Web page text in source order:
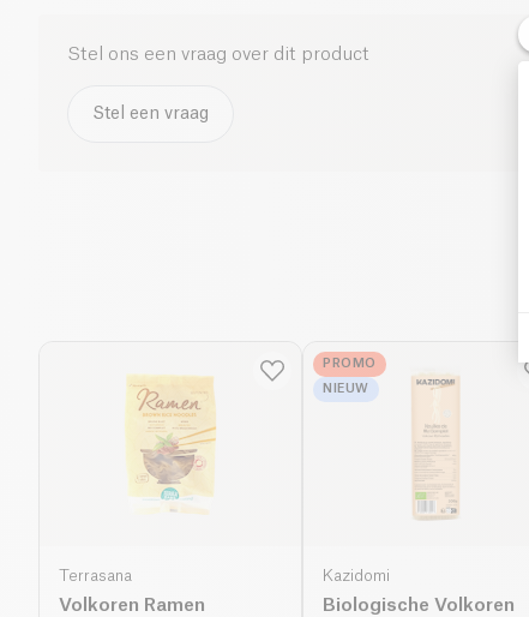
Stel ons een vraag over dit product
Stel een vraag
Terrasana
Volkoren Ramen
PROMO
NIEUW
Kazidomi
Biologische Volkoren